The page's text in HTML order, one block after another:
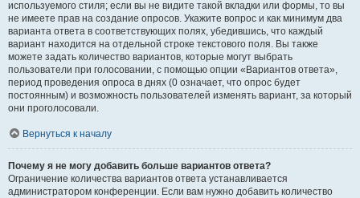
используемого стиля; если вы не видите такой вкладки или формы, то вы
не имеете прав на создание опросов. Укажите вопрос и как минимум два
варианта ответа в соответствующих полях, убедившись, что каждый
вариант находится на отдельной строке текстового поля. Вы также
можете задать количество вариантов, которые могут выбрать
пользователи при голосовании, с помощью опции «Вариантов ответа»,
период проведения опроса в днях (0 означает, что опрос будет
постоянным) и возможность пользователей изменять вариант, за который
они проголосовали.
Вернуться к началу
Почему я не могу добавить больше вариантов ответа?
Ограничение количества вариантов ответа устанавливается
администратором конференции. Если вам нужно добавить количество